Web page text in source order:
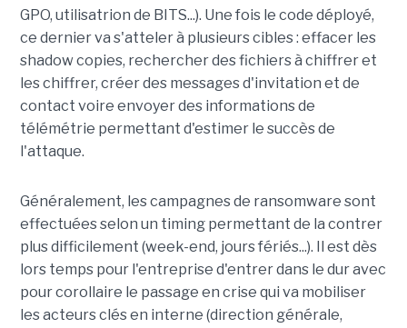
GPO, utilisatrion de BITS...). Une fois le code déployé,
ce dernier va s'atteler à plusieurs cibles : effacer les
shadow copies, rechercher des fichiers à chiffrer et
les chiffrer, créer des messages d'invitation et de
contact voire envoyer des informations de
télémétrie permettant d'estimer le succès de
l'attaque.
Généralement, les campagnes de ransomware sont
effectuées selon un timing permettant de la contrer
plus difficilement (week-end, jours fériés...). Il est dès
lors temps pour l'entreprise d'entrer dans le dur avec
pour corollaire le passage en crise qui va mobiliser
les acteurs clés en interne (direction générale,